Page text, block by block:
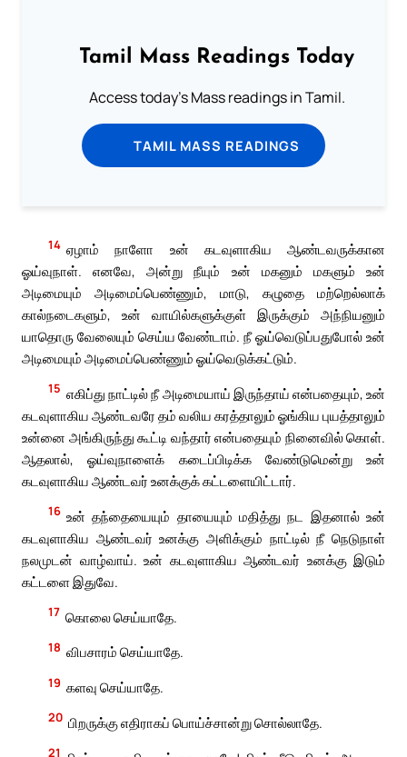
Tamil Mass Readings Today
Access today's Mass readings in Tamil.
TAMIL MASS READINGS
14 ஏழாம் நாளோ உன் கடவுளாகிய ஆண்டவருக்கான
ஓய்வுநாள். எனவே, அன்று நீயும் உன் மகனும் மகளும் உன்
அடிமையும் அடிமைப்பெண்ணும், மாடு, கழுதை மற்றெல்லாக்
கால்நடைகளும், உன் வாயில்களுக்குள் இருக்கும் அந்நியனும்
யாதொரு வேலையும் செய்ய வேண்டாம். நீ ஓய்வெடுப்பதுபோல் உன்
அடிமையும் அடிமைப்பெண்ணும் ஓய்வெடுக்கட்டும்.
15 எகிப்து நாட்டில் நீ அடிமையாய் இருந்தாய் என்பதையும், உன்
கடவுளாகிய ஆண்டவரே தம் வலிய கரத்தாலும் ஓங்கிய புயத்தாலும்
உன்னை அங்கிருந்து கூட்டி வந்தார் என்பதையும் நினைவில் கொள்.
ஆதலால், ஓய்வுநாளைக் கடைப்பிடிக்க வேண்டுமென்று உன்
கடவுளாகிய ஆண்டவர் உனக்குக் கட்டளையிட்டார்.
16 உன் தந்தையையும் தாயையும் மதித்து நட இதனால் உன்
கடவுளாகிய ஆண்டவர் உனக்கு அளிக்கும் நாட்டில் நீ நெடுநாள்
நலமுடன் வாழ்வாய். உன் கடவுளாகிய ஆண்டவர் உனக்கு இடும்
கட்டளை இதுவே.
17 கொலை செய்யாதே.
18 விபசாரம் செய்யாதே.
19 களவு செய்யாதே.
20 பிறருக்கு எதிராகப் பொய்ச்சான்று சொல்லாதே.
21